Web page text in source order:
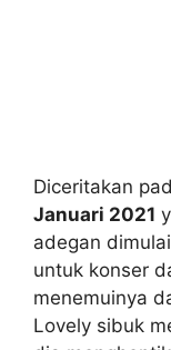
Diceritakan
Januari 2021
adegan
untuk konser
menemuinya
Lovely sibuk